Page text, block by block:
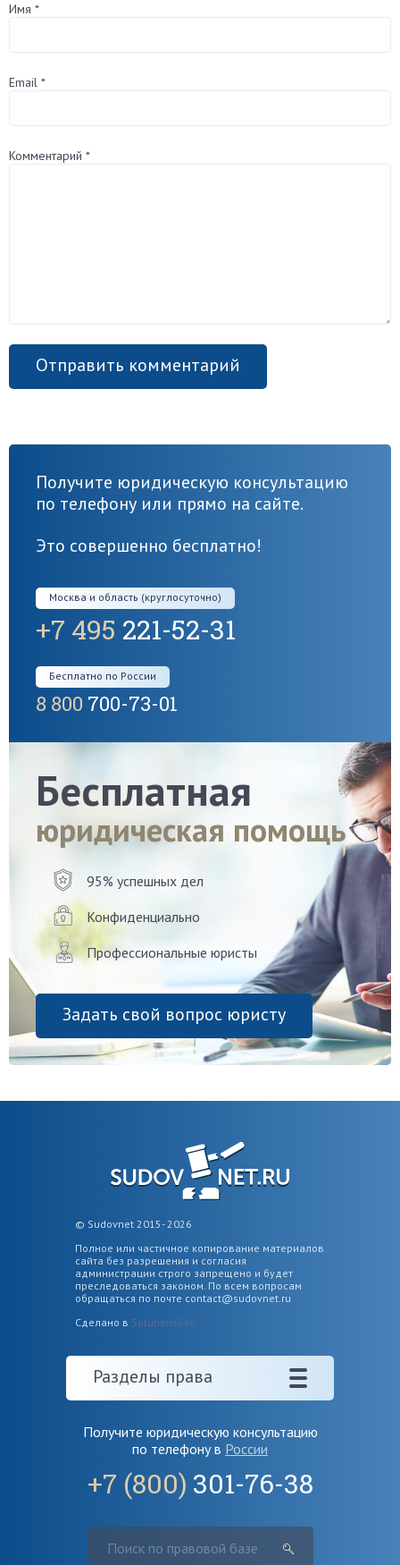
Имя *
Email *
Комментарий *
Получите юридическую консультацию
по телефону или прямо на сайте.
Это совершенно бесплатно!
Москва и область (круглосуточно)
+7 495 221-52-31
Бесплатно по России
8 800 700-73-01
Бесплатная
юридическая помощь
95% успешных дел
Конфиденциально
Профессиональные юристы
Задать свой вопрос юристу
© Sudovnet 2015- 2026
Полное или частичное копирование материалов
сайта без разрешения и согласия
администрации строго запрещено и будет
преследоваться законом. По всем вопросам
обращаться по почте contact@sudovnet.ru
Сделано в SolutionsSeo
Разделы права
Получите юридическую консультацию
по телефону в России
+7 (800) 301-76-38